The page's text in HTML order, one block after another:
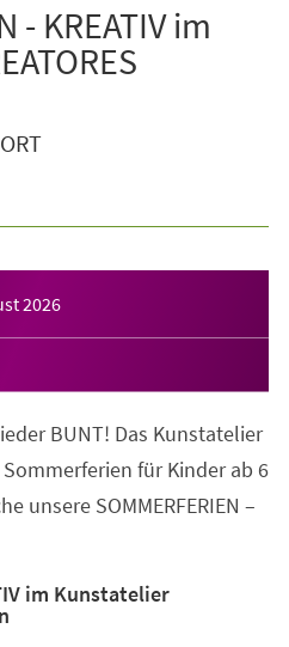
- KREATIV im
2026
BUNT! Das Kunstatelier
Sommerferien für Kinder ab 6
unsere SOMMERFERIEN –
im Kunstatelier